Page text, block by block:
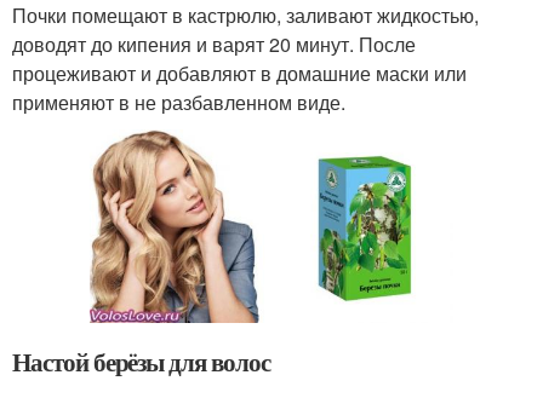
Почки помещают в кастрюлю, заливают жидкостью,
доводят до кипения и варят 20 минут. После
процеживают и добавляют в домашние маски или
применяют в не разбавленном виде.
Настой берёзы для волос